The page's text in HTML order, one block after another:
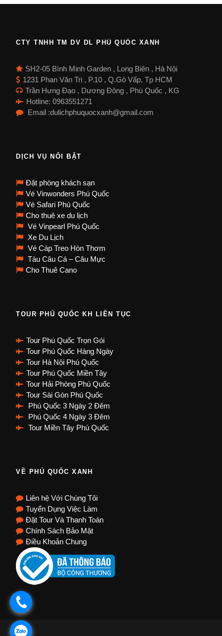
CTY TNHH TM DV DL PHÚ QUỐC XANH
SH2-05 Bình Minh Garden , Long Biên , Hà Nội
1231 Phan Văn Trị , P.10 , Q.Gò Vấp, Tp HCM
Trần Hưng Đạo , Dương Đông , Phú Quốc , KG
Hotline: 0963551271
Email :dulichphuquocxanh@gmail.com
DỊCH VỤ NỔI BẬT
Đặt phòng khách sạn
Vé Vinwonders Phú Quốc
Vé Safari Phú Quốc
Cho thuê xe du lịch
Vé Vinpearl Phú Quốc
Xe Du Lịch
Vé Cáp Treo Hòn Thơm
Tàu Câu Cá – Câu Mực
Cho Thuê Cano
TOUR PHÚ QUỐC KH LIÊN TỤC
Tour Phú Quốc Trọn Gói
Tour Phú Quốc Hàng Ngày
Tour Hà Nội Phú Quốc
Tour Phú Quốc Miền Tây
Tour Hải Phòng Phú Quốc
Tour Sài Gòn Phú Quốc
Phú Quốc 3 Ngày 2 Đêm
Phú Quốc 4 Ngày 3 Đêm
Tour Miền Tây Phú Quốc
VỀ PHÚ QUỐC XANH
Liên hệ Với Chúng Tôi
Tuyển Dụng Việc Làm
Đặt Tour Và Thanh Toán
Chính Sách Bảo Mật
Điều Khoản Chung
.
.